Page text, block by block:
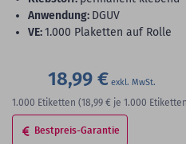
Anwendung: DGUV
VE:1.000 Plaketten auf Rolle
18,99 €
1.000 Etiketten (18,99 € je 1.000
Bestpreis-Garantie